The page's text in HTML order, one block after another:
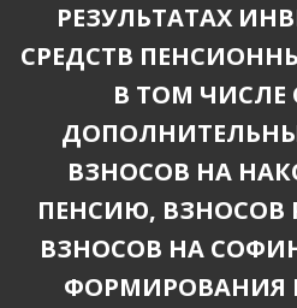
РЕЗУЛЬТАТАХ
СРЕДСТВ
В ТОМ ЧИСЛЕ
ВЗНОСОВ НА
ПЕНСИЮ, ВЗНОСОВ
ВЗНОСОВ НА
ФОРМИРОВАНИЯ